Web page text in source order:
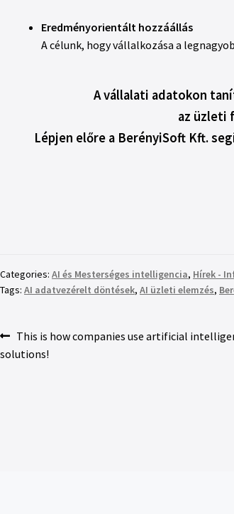
Eredményorientált hozzáállás
A célunk, hogy vállalkozása a
A vállalati adatokon
az üzleti
Lépjen előre a BerényiSoft Kft.
Categories: AI és Mesterséges intelligencia, Hírek -
Tags: AI adatvezérelt döntések, AI üzleti elemzés,
This is how companies use artificial
solutions!